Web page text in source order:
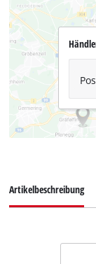
Artikelbeschreibung